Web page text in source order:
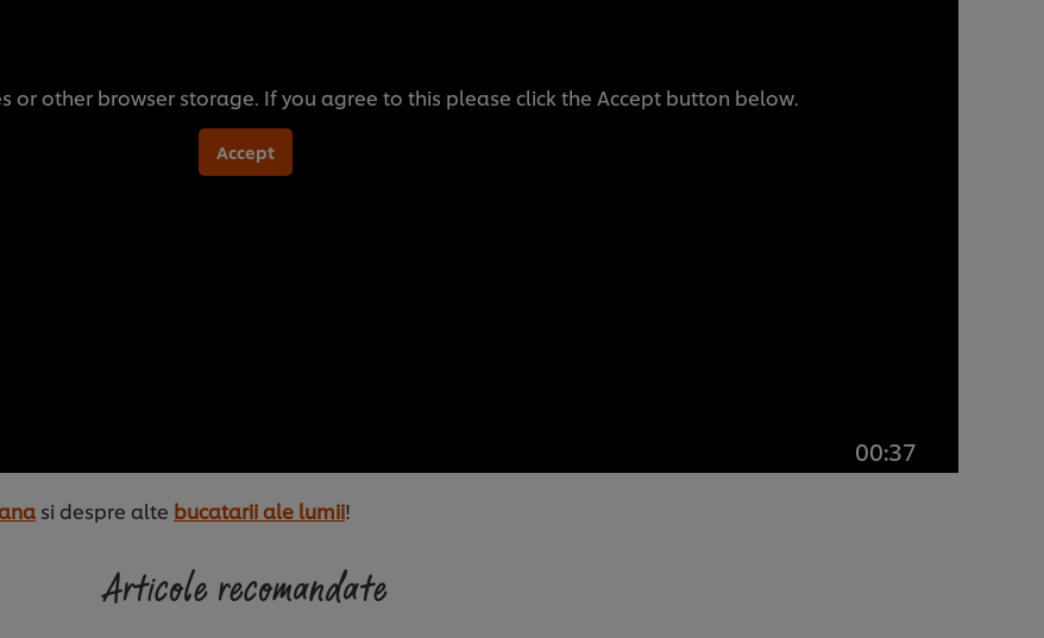
or other browser storage. If you agree to this please click the Accept button below.
Accept
00:37
si despre alte bucatarii ale lumii!
Articole recomandate